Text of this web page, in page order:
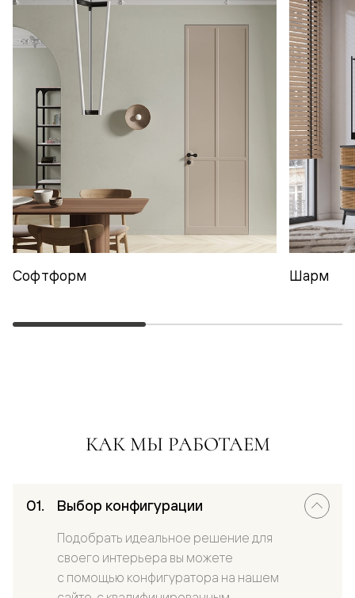
Софтформ Шарм
КАК МЫ РАБОТАЕМ
Выбор конфигурации
Подобрать идеальное решение для
своего интерьера вы можете
с помощью конфигуратора на нашем